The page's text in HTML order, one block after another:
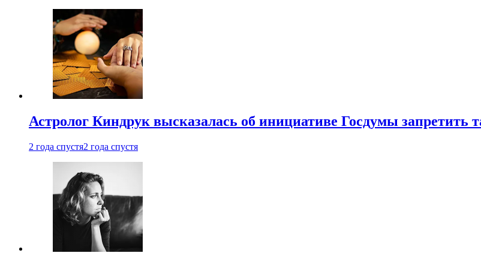
Астролог Киндрук высказалась об инициативе Госдумы запретить
2 года спустя2 года спустя